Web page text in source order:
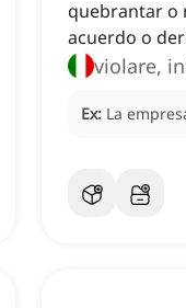
quebrantar o
acuerdo o
violare,
Ex: La